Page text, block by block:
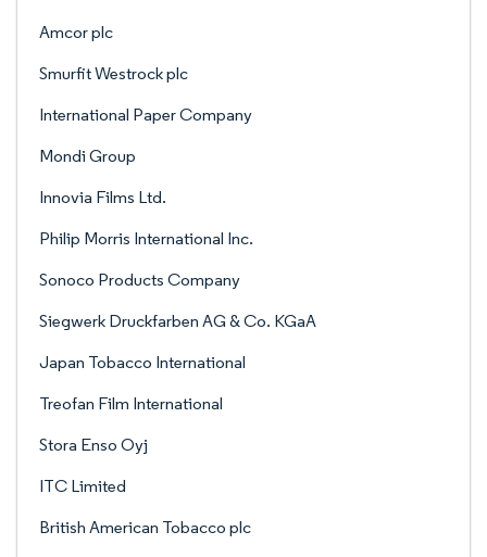
Amcor plc
Smurfit Westrock plc
International Paper Company
Mondi Group
Innovia Films Ltd.
Philip Morris International Inc.
Sonoco Products Company
Siegwerk Druckfarben AG & Co. KGaA
Japan Tobacco International
Treofan Film International
Stora Enso Oyj
ITC Limited
British American Tobacco plc